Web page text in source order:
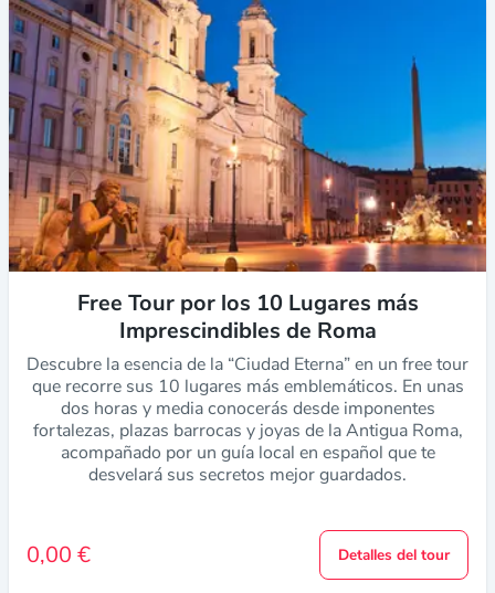
Free Tour por los 10 Lugares más
Imprescindibles de Roma
Descubre la esencia de la “Ciudad Eterna” en un free tour
que recorre sus 10 lugares más emblemáticos. En unas
dos horas y media conocerás desde imponentes
fortalezas, plazas barrocas y joyas de la Antigua Roma,
acompañado por un guía local en español que te
desvelará sus secretos mejor guardados.
0,00 € Detalles del tour